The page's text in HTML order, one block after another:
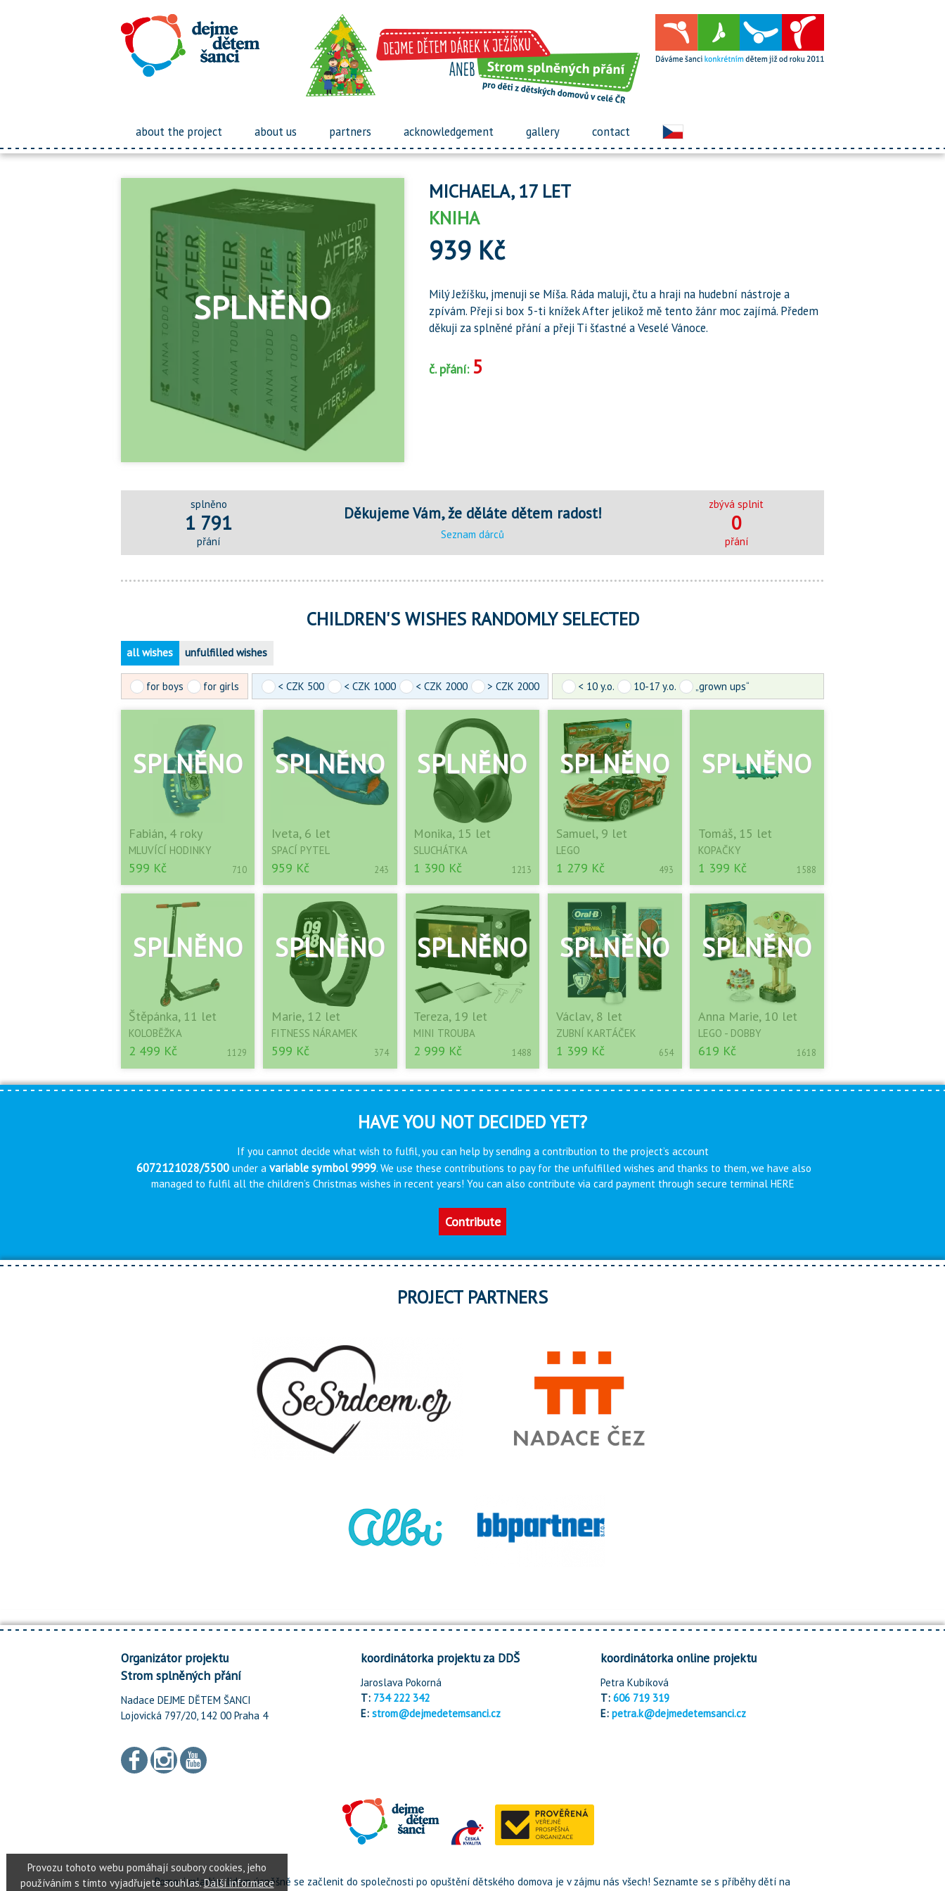
about the project about us partners acknowledgement gallery contact
MICHAELA, 17 LET
KNIHA
939 Kč
Milý Ježíšku, jmenuji se Míša. Ráda maluji, čtu a hraji na hudební nástroje a
zpívám. Přeji si box 5-ti knížek After jelikož mě tento žánr moc zajímá. Předem
děkuji za splněné přání a přeji Ti šťastné a Veselé Vánoce.
č. přání: 5
splněno
1 791
přání
Děkujeme Vám, že děláte dětem radost!
Seznam dárců
zbývá splnit
0
přání
CHILDREN'S WISHES RANDOMLY SELECTED
all wishes unfulfilled wishes
for boys for girls < CZK 500 < CZK 1000 < CZK 2000 > CZK 2000 < 10 y.o. 10-17 y.o. „grown ups“
Fabián, 4 roky
MLUVÍCÍ HODINKY
599 Kč 710
Iveta, 6 let
SPACÍ PYTEL
959 Kč 243
Monika, 15 let
SLUCHÁTKA
1 390 Kč 1213
Samuel, 9 let
LEGO
1 279 Kč 493
Tomáš, 15 let
KOPAČKY
1 399 Kč 1588
Štěpánka, 11 let
KOLOBĚŽKA
2 499 Kč 1129
Marie, 12 let
FITNESS NÁRAMEK
599 Kč 374
Tereza, 19 let
MINI TROUBA
2 999 Kč 1488
Václav, 8 let
ZUBNÍ KARTÁČEK
1 399 Kč 654
Anna Marie, 10 let
LEGO - DOBBY
619 Kč 1618
HAVE YOU NOT DECIDED YET?
If you cannot decide what wish to fulfil, you can help by sending a contribution to the project’s account
6072121028/5500 under a variable symbol 9999. We use these contributions to pay for the unfulfilled wishes and thanks to them, we have also
managed to fulfil all the children’s Christmas wishes in recent years! You can also contribute via card payment through secure terminal HERE
Contribute
PROJECT PARTNERS
Organizátor projektu
Strom splněných přání
Nadace DEJME DĚTEM ŠANCI
Lojovická 797/20, 142 00 Praha 4
koordinátorka projektu za DDŠ
Jaroslava Pokorná
T: 734 222 342
E: strom@dejmedetemsanci.cz
koordinátorka online projektu
Petra Kubíková
T:606 719 319
E:petra.k@dejmedetemsanci.cz
Pomoci mladým lidem úspěšně se začlenit do společnosti po opuštění dětského domova je v zájmu nás všech! Seznamte se s příběhy dětí na